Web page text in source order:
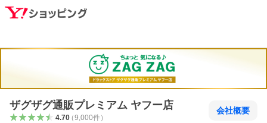
ザグザグ通販プレミアム ヤフー店
4.70（9,000件）
会社概要